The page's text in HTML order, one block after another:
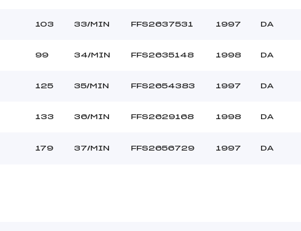
103 33/MIN FFS2637531 1997 DA
99 34/MIN FFS2635148 1998 DA
125 35/MIN FFS2654383 1997 DA
133 36/MIN FFS2629168 1998 DA
179 37/MIN FFS2656729 1997 DA